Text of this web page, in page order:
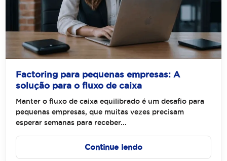
Factoring para pequenas empresas: A
solução para o fluxo de caixa
Manter o fluxo de caixa equilibrado é um desafio para
pequenas empresas, que muitas vezes precisam
esperar semanas para receber...
Continue lendo